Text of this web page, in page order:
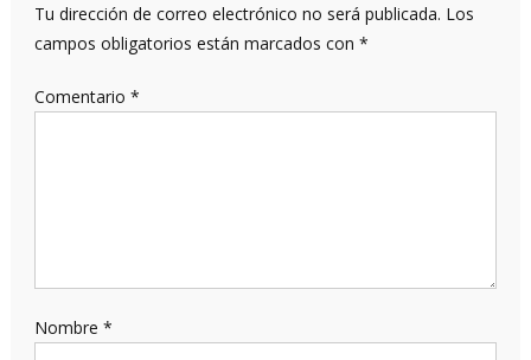
Tu dirección de correo electrónico no será publicada. Los
campos obligatorios están marcados con *
Comentario *
Nombre *